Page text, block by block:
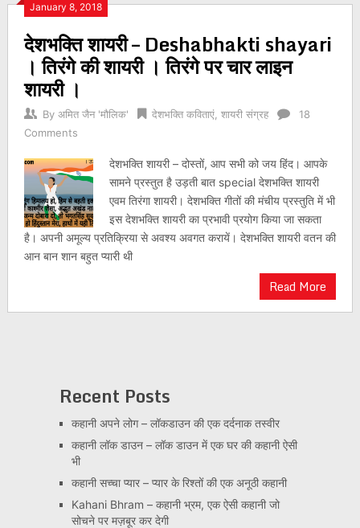
January 8, 2018
देशभक्ति शायरी – Deshabhakti shayari
। तिरंगे की शायरी । तिरंगे पर चार लाइन
शायरी ।
By अमित जैन 'मौलिक' देशभक्ति कविताएं, शायरी संग्रह
18
Comments
देशभक्ति शायरी – दोस्तों, आप सभी को जय हिंद। आपके
सामने प्रस्तुत है उड़ती बात special देशभक्ति शायरी
एवम तिरंगा शायरी। देशभक्ति गीतों की मंचीय प्रस्तुति में भी
इस देशभक्ति शायरी का प्रभावी प्रयोग किया जा सकता
है। अपनी अमूल्य प्रतिक्रिया से अवश्य अवगत करायें। देशभक्ति शायरी वतन की
आन बान शान बहुत प्यारी थी
Read More
Recent Posts
कहानी अपने लोग – लॉकडाउन की एक दर्दनाक तस्वीर
कहानी लॉक डाउन – लॉक डाउन में एक घर की कहानी ऐसी
भी
कहानी सच्चा प्यार – प्यार के रिश्तों की एक अनूठी कहानी
Kahani Bhram – कहानी भ्रम, एक ऐसी कहानी जो
सोचने पर मज़बूर कर देगी